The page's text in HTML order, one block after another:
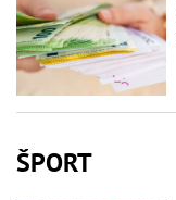
ŠPORT